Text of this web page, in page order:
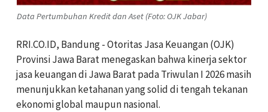
Data Pertumbuhan Kredit dan Aset (Foto: OJK Jabar)
RRI.CO.ID, Bandung - Otoritas Jasa Keuangan (OJK)
Provinsi Jawa Barat menegaskan bahwa kinerja sektor
jasa keuangan di Jawa Barat pada Triwulan I 2026 masih
menunjukkan ketahanan yang solid di tengah tekanan
ekonomi global maupun nasional.